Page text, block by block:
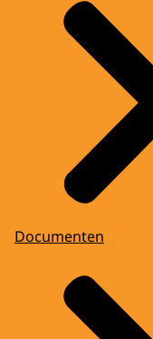
Documenten